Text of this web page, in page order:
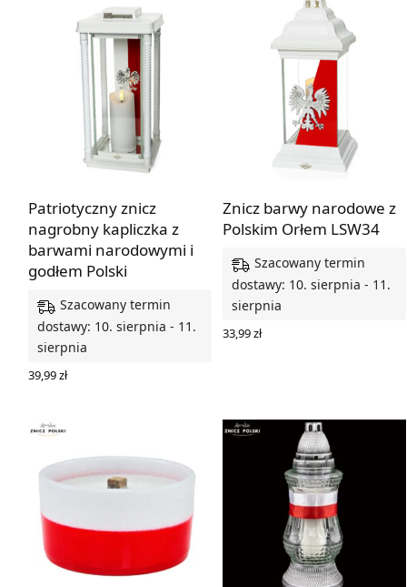
Patriotyczny znicz
nagrobny kapliczka z
barwami narodowymi i
godłem Polski
Szacowany termin
dostawy: 10. sierpnia - 11.
sierpnia
39,99zł
Znicz barwy narodowe z
Polskim Orłem LSW34
Szacowany termin
dostawy: 10. sierpnia - 11.
sierpnia
33,99zł